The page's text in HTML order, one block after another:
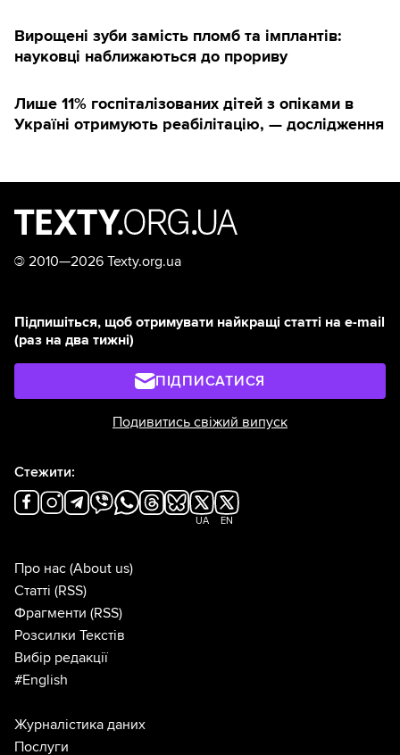
Вирощені зуби замість пломб та імплантів:
науковці наближаються до прориву
Лише 11% госпіталізованих дітей з опіками в
Україні отримують реабілітацію, — дослідження
© 2010—2026 Texty.org.ua
Підпишіться, щоб отримувати найкращі статті на e-mail
(раз на два тижні)
ПІДПИСАТИСЯ
Подивитись свіжий випуск
Стежити:
UA EN
Про нас (About us)
Статті (RSS)
Фрагменти (RSS)
Розсилки Текстів
Вибір редакції
#English
Журналістика даних
Послуги